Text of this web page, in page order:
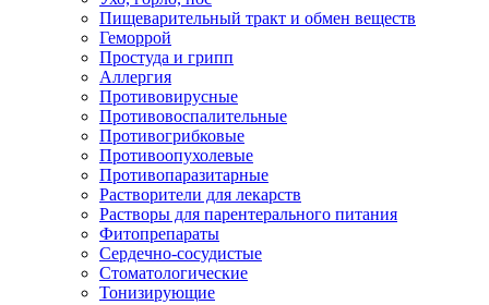
Пищеварительный тракт и обмен веществ
Геморрой
Простуда и грипп
Аллергия
Противовирусные
Противовоспалительные
Противогрибковые
Противоопухолевые
Противопаразитарные
Растворители для лекарств
Растворы для парентерального питания
Фитопрепараты
Сердечно-сосудистые
Стоматологические
Тонизирующие